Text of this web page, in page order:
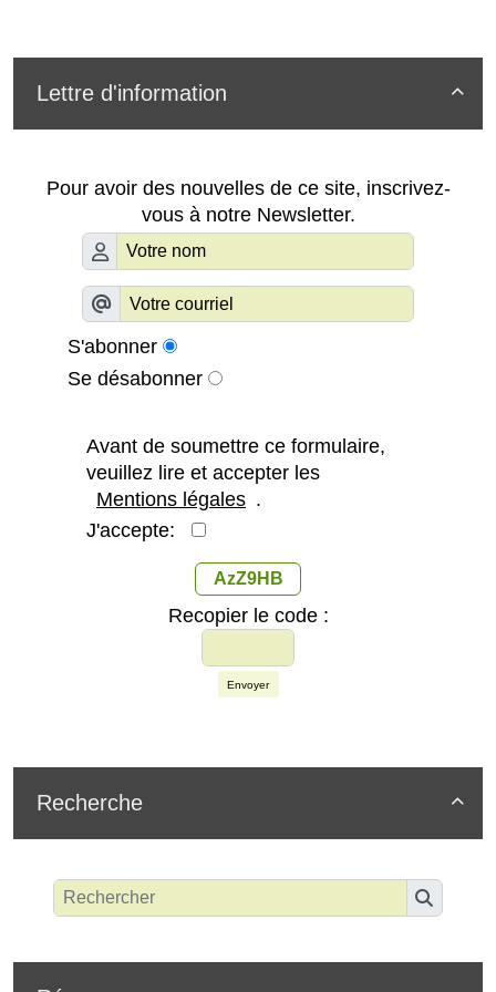

Lettre d'information
Pour avoir des nouvelles de ce site, inscrivez-
vous à notre Newsletter.
S'abonner
Se désabonner
Avant de soumettre ce formulaire,
veuillez lire et accepter les
Mentions légales .
J'accepte:
AzZ9HB
Recopier le code :
Envoyer

Recherche